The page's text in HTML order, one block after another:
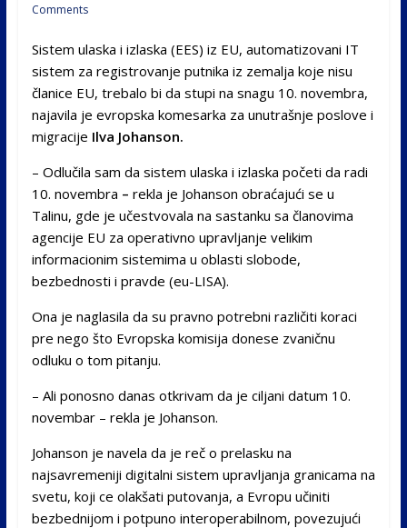
Comments
Sistem ulaska i izlaska (EES) iz EU, automatizovani IT
sistem za registrovanje putnika iz zemalja koje nisu
članice EU, trebalo bi da stupi na snagu 10. novembra,
najavila je evropska komesarka za unutrašnje poslove i
migracije Ilva Johanson.
– Odlučila sam da sistem ulaska i izlaska početi da radi
10. novembra – rekla je Johanson obraćajući se u
Talinu, gde je učestvovala na sastanku sa članovima
agencije EU za operativno upravljanje velikim
informacionim sistemima u oblasti slobode,
bezbednosti i pravde (eu-LISA).
Ona je naglasila da su pravno potrebni različiti koraci
pre nego što Evropska komisija donese zvaničnu
odluku o tom pitanju.
– Ali ponosno danas otkrivam da je ciljani datum 10.
novembar – rekla je Johanson.
Johanson je navela da je reč o prelasku na
najsavremeniji digitalni sistem upravljanja granicama na
svetu, koji ce olakšati putovanja, a Evropu učiniti
bezbednijom i potpuno interoperabilnom, povezujući